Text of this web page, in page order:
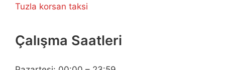
Tuzla korsan taksi
Çalışma Saatleri